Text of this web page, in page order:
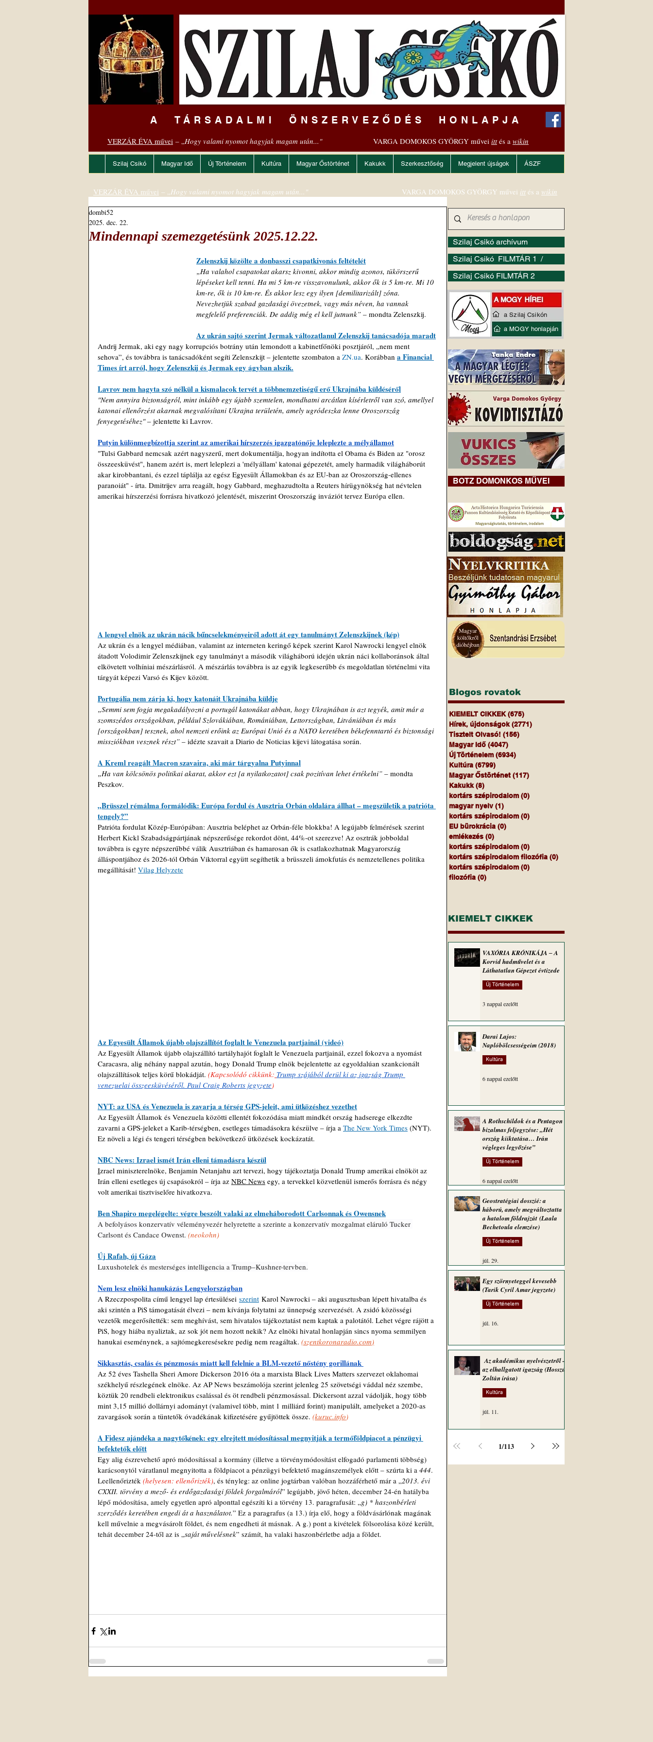
A TÁRSADALMI ÖNSZERVEZŐDÉS HONLAPJA
VERZÁR ÉVA művei – „Hogy valami nyomot hagyjak magam után..." VARGA DOMOKOS GYÖRGY művei ittés a wikin
Szilaj Csikó Magyar Idő Új Történelem Kultúra Magyar Őstörténet Kakukk Szerkesztőség Megjelent újságok ÁSZF
Mindennapi szemezgetésünk 2025.12.22.
dombi52
2025. dec. 22.
Zelenszkij közölte a donbasszi csapatkivonás feltételét
„Ha valahol csapatokat akarsz kivonni, akkor mindig azonos, tükörszerű
lépéseket kell tenni. Ha mi 5 km-re visszavonulunk, akkor ők is 5 km-re. Mi 10
km-re, ők is 10 km-re. És akkor lesz egy ilyen [demilitarizált] zóna.
Nevezhetjük szabad gazdasági övezetnek, vagy más néven, ha vannak
megfelelő preferenciák. De addig még el kell jutnunk” – mondta Zelenszkij.
Az ukrán sajtó szerint Jermak változatlanul Zelenszkij tanácsadója maradt
Andrij Jermak, aki egy nagy korrupciós botrány után lemondott a kabinetfőnöki posztjáról, „nem ment
sehova”, és továbbra is tanácsadóként segíti Zelenszkijt – jelentette szombaton a ZN.ua. Korábban a Financial
Times írt arról, hogy Zelenszkij és Jermak egy ágyban alszik.
Lavrov nem hagyta szó nélkül a kismalacok tervét a többnemzetiségű erő Ukrajnába küldéséről
"Nem annyira biztonságról, mint inkább egy újabb szemtelen, mondhatni arcátlan kísérletről van szó, amellyel
katonai ellenőrzést akarnak megvalósítani Ukrajna területén, amely ugródeszka lenne Oroszország
fenyegetéséhez" ‒ jelentette ki Lavrov.
Putyin különmegbízottja szerint az amerikai hírszerzés igazgatónője leleplezte a mélyállamot
"Tulsi Gabbard nemcsak azért nagyszerű, mert dokumentálja, hogyan indította el Obama és Biden az "orosz
összeesküvést", hanem azért is, mert leleplezi a 'mélyállam' katonai gépezetét, amely harmadik világháborút
akar kirobbantani, és ezzel táplálja az egész Egyesült Államokban és az EU-ban az Oroszország-ellenes
paranoiát" - írta. Dmitrijev arra reagált, hogy Gabbard, meghazudtolta a Reuters hírügynökség hat névtelen
amerikai hírszerzési forrásra hivatkozó jelentését, miszerint Oroszország inváziót tervez Európa ellen.
A lengyel elnök az ukrán nácik bűncselekményeiről adott át egy tanulmányt Zelenszkijnek (kép)
Az ukrán és a lengyel médiában, valamint az interneten keringő képek szerint Karol Nawrocki lengyel elnök
átadott Volodimir Zelenszkijnek egy tanulmányt a második világháború idején ukrán náci kollaboránsok által
elkövetett volhíniai mészárlásról. A mészárlás továbbra is az egyik legkeserűbb és megoldatlan történelmi vita
tárgyát képezi Varsó és Kijev között.
Portugália nem zárja ki, hogy katonáit Ukrajnába küldje
„Semmi sem fogja megakadályozni a portugál katonákat abban, hogy Ukrajnában is azt tegyék, amit már a
szomszédos országokban, például Szlovákiában, Romániában, Lettországban, Litvániában és más
[országokban] tesznek, ahol nemzeti erőink az Európai Unió és a NATO keretében békefenntartó és biztonsági
missziókban vesznek részt” – idézte szavait a Diario de Noticias kijevi látogatása során.
A Kreml reagált Macron szavaira, aki már tárgyalna Putyinnal
„Ha van kölcsönös politikai akarat, akkor ezt [a nyilatkozatot] csak pozitívan lehet értékelni” – mondta
Peszkov.
„Brüsszel rémálma formálódik: Európa fordul és Ausztria Orbán oldalára állhat – megszületik a patrióta
tengely?”
Patrióta fordulat Közép-Európában: Ausztria beléphet az Orbán-féle blokkba! A legújabb felmérések szerint
Herbert Kickl Szabadságpártjának népszerűsége rekordot dönt, 44%-ot szerezve! Az osztrák jobboldal
továbbra is egyre népszerűbbé válik Ausztriában és hamarosan ők is csatlakozhatnak Magyarország
álláspontjához és 2026-tól Orbán Viktorral együtt segíthetik a brüsszeli ámokfutás és nemzetellenes politika
megállítását! Vilag Helyzete
Az Egyesült Államok újabb olajszállítót foglalt le Venezuela partjainál (videó)
Az Egyesült Államok újabb olajszállító tartályhajót foglalt le Venezuela partjainál, ezzel fokozva a nyomást
Caracasra, alig néhány nappal azután, hogy Donald Trump elnök bejelentette az egyoldalúan szankcionált
olajszállítások teljes körű blokádját. (Kapcsolódó cikkünk: Trump szájából derül ki az igazság Trump
venezuelai összeesküvéséről. Paul Craig Roberts jegyzete)
NYT: az USA és Venezuela is zavarja a térség GPS-jeleit, ami ütközéshez vezethet
Az Egyesült Államok és Venezuela közötti ellentét fokozódása miatt mindkét ország hadserege elkezdte
zavarni a GPS-jeleket a Karib-térségben, esetleges támadásokra készülve – írja a The New York Times (NYT).
Ez növeli a légi és tengeri térségben bekövetkező ütközések kockázatát.
NBC News: Izrael ismét Irán elleni támadásra készül
Izrael miniszterelnöke, Benjamin Netanjahu azt tervezi, hogy tájékoztatja Donald Trump amerikai elnököt az
Irán elleni esetleges új csapásokról – írja az NBC News egy, a tervekkel közvetlenül ismerős forrásra és négy
volt amerikai tisztviselőre hivatkozva.
Ben Shapiro megelégelte: végre beszólt valaki az elmeháborodott Carlsonnak és Owensnek
A befolyásos konzervatív véleményvezér helyretette a szerinte a konzervatív mozgalmat eláruló Tucker
Carlsont és Candace Owenst. (neokohn)
Új Rafah, új Gáza
Luxushotelek és mesterséges intelligencia a Trump–Kushner-tervben.
Nem lesz elnöki hanukázás Lengyelországban
A Rzeczpospolita című lengyel lap értesülései szerint Karol Nawrocki – aki augusztusban lépett hivatalba és
aki szintén a PiS támogatását élvezi – nem kívánja folytatni az ünnepség szervezését. A zsidó közösségi
vezetők megerősítették: sem meghívást, sem hivatalos tájékoztatást nem kaptak a palotától. Lehet végre rájött a
PiS, hogy hiába nyaliztak, az sok jót nem hozott nekik? Az elnöki hivatal honlapján sincs nyoma semmilyen
hanukai eseménynek, a sajtómegkeresésekre pedig nem reagáltak. (szentkoronaradio.com)
Sikkasztás, csalás és pénzmosás miatt kell felelnie a BLM-vezető nőstény gorillának
Az 52 éves Tashella Sheri Amore Dickerson 2016 óta a marxista Black Lives Matters szervezet oklahomai
székhelyű részlegének elnöke. Az AP News beszámolója szerint jelenleg 25 szövetségi váddal néz szembe,
köztük 20 rendbeli elektronikus csalással és öt rendbeli pénzmosással. Dickersont azzal vádolják, hogy több
mint 3,15 millió dollárnyi adományt (valamivel több, mint 1 milliárd forint) manipulált, amelyeket a 2020-as
zavargások során a tüntetők óvadékának kifizetésére gyűjtöttek össze. (kuruc.info)
A Fidesz ajándéka a nagytőkének: egy elrejtett módosítással megnyitják a termőföldpiacot a pénzügyi
befektetők előtt
Egy alig észrevehető apró módosítással a kormány (illetve a törvénymódosítást elfogadó parlamenti többség)
karácsonytól váratlanul megnyitotta a földpiacot a pénzügyi befektető magánszemélyek előtt – szúrta ki a 444.
Leellenőrizték (helyesen: ellenőrizték), és tényleg: az online jogtárban valóban hozzáférhető már a „2013. évi
CXXII. törvény a mező- és erdőgazdasági földek forgalmáról” legújabb, jövő héten, december 24-én hatályba
lépő módosítása, amely egyetlen apró alponttal egészíti ki a törvény 13. paragrafusát: „g) * haszonbérleti
szerződés keretében engedi át a használatot.” Ez a paragrafus (a 13.) írja elő, hogy a földvásárlónak magának
kell művelnie a megvásárolt földet, és nem engedheti át másnak. A g.) pont a kivételek fölsorolása közé került,
tehát december 24-től az is „saját művelésnek” számít, ha valaki haszonbérletbe adja a földet.
Szilaj Csikó archívum
Szilaj Csikó FILMTÁR 1 /
Szilaj Csikó FILMTÁR 2
VERZÁR ÉVA művei – „Hogy valami nyomot hagyjak magam után..." VARGA DOMOKOS GYÖRGY művei itt és a wikin
BOTZ DOMONKOS MŰVEI
Blogos rovatok
KIEMELT CIKKEK (675)
Hírek, újdonságok (2771)
Tisztelt Olvasó! (156)
Magyar Idő (4047)
Új Történelem (6934)
Kultúra (6799)
Magyar Őstörténet (117)
Kakukk (8)
kortárs szépirodalom (0)
magyar nyelv (1)
kortárs szépirodalom (0)
EU bürokrácia (0)
emlékezés (0)
kortárs szépirodalom (0)
kortárs szépirodalom filozófia (0)
kortárs szépirodalom (0)
filozófia (0)
KIEMELT CIKKEK
VAXÓRIA KRÓNIKÁJA ‒ A
Korvid hadművelet és a
Láthatatlan Gépezet évtizede
Új Történelem
3 nappal ezelőtt
Darai Lajos:
Naplóbölcsességeim (2018)
Kultúra
6 nappal ezelőtt
A Rothschildok és a Pentagon
bizalmas feljegyzése: „Hét
ország kiiktatása… Irán
végleges legyőzése”
Új Történelem
6 nappal ezelőtt
Geostratégiai dosszié: a
háború, amely megváltoztatta
a hatalom földrajzát (Laala
Bechetoula elemzése)
Új Történelem
júl. 29.
Egy szörnyeteggel kevesebb
(Tarik Cyril Amar jegyzete)
Új Történelem
júl. 16.
Az akadémikus nyelvészetről –
az elhallgatott igazság (Hosszú
Zoltán írása)
Kultúra
júl. 11.
1/113
a Szilaj Csikón
a MOGY honlapján